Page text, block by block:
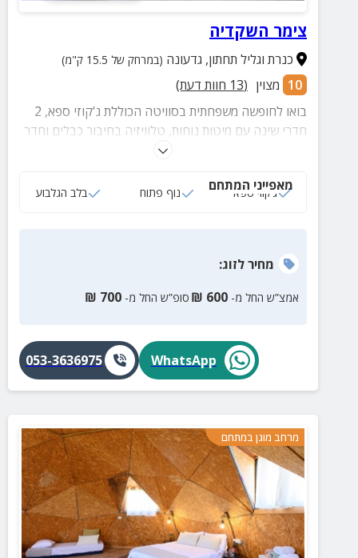
צימר השקדיה
כנרת וגליל תחתון, גדעונה (במרחק של 15.5 ק"מ)
10 מצוין (
13 חוות דעת)
בואו לחופשה משפחתית בסוויטה הכוללת ג'קוזי ספא, 2
חדרי שינה עם מיטות נוחות, טלוויזיה בחיבור כבלים וחדר
רחצה פרטי. לסוויטה מרפסת הצופה לנוף בלתי נשכח ובה
מאפייני המתחם
ג‘קוזי ספא נוף פתוח בלב הגלבוע
מחירלזוג:
אמצ”ש החל מ- 600
₪ סופ”ש החל מ- 700
₪
WhatsApp
053-3636975
מרחב מוגן במתחם